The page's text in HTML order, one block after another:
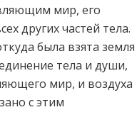
мир, его
других частей тела.
была взята земля
тела и души,
мир, и воздуха
с этим